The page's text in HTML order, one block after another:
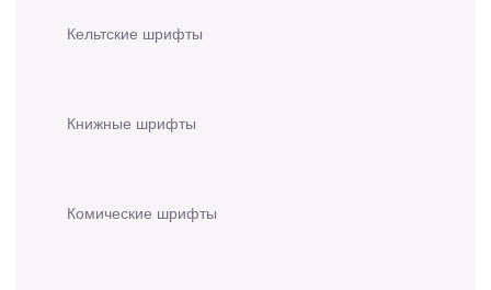
Кельтские шрифты
Книжные шрифты
Комические шрифты